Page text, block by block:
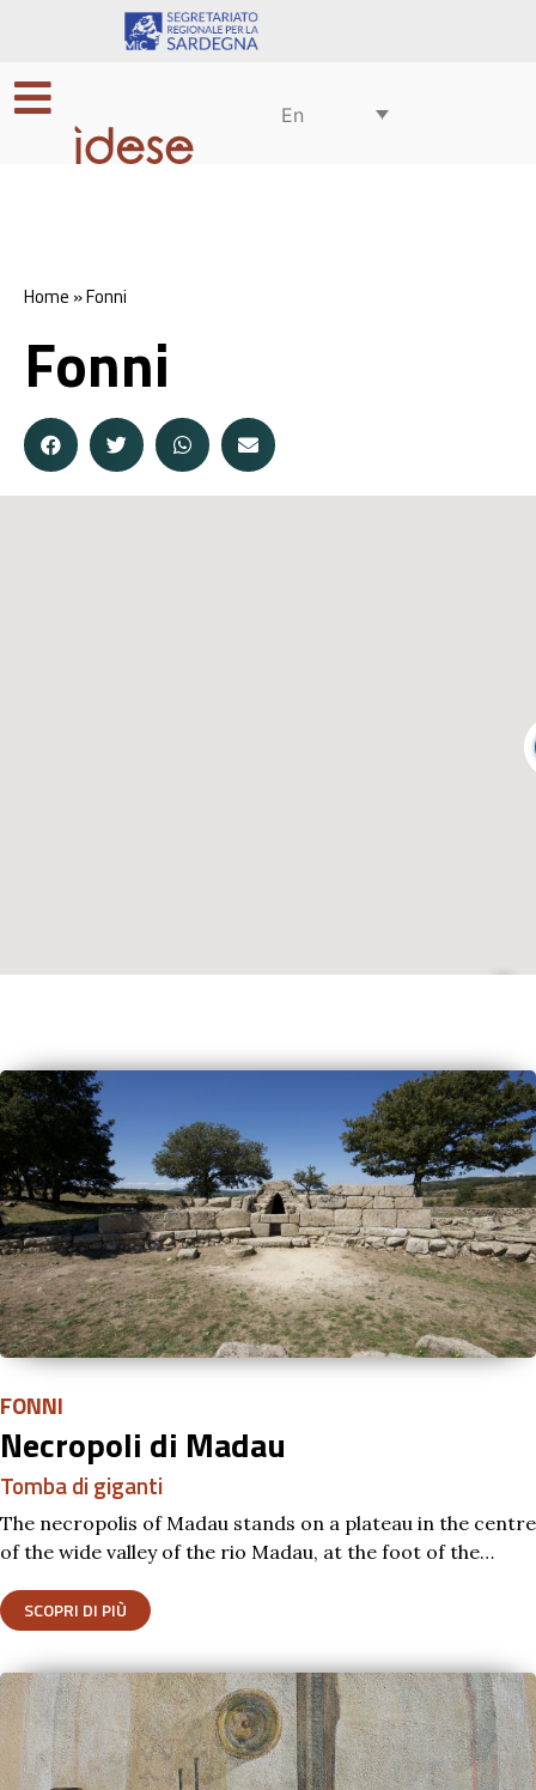
En
Home »Fonni
Fonni
FONNI
Necropoli di Madau
Tomba di giganti
The necropolis of Madau stands on a plateau in the centre
of the wide valley of the rio Madau, at the foot of the…
SCOPRI DI PIÙ